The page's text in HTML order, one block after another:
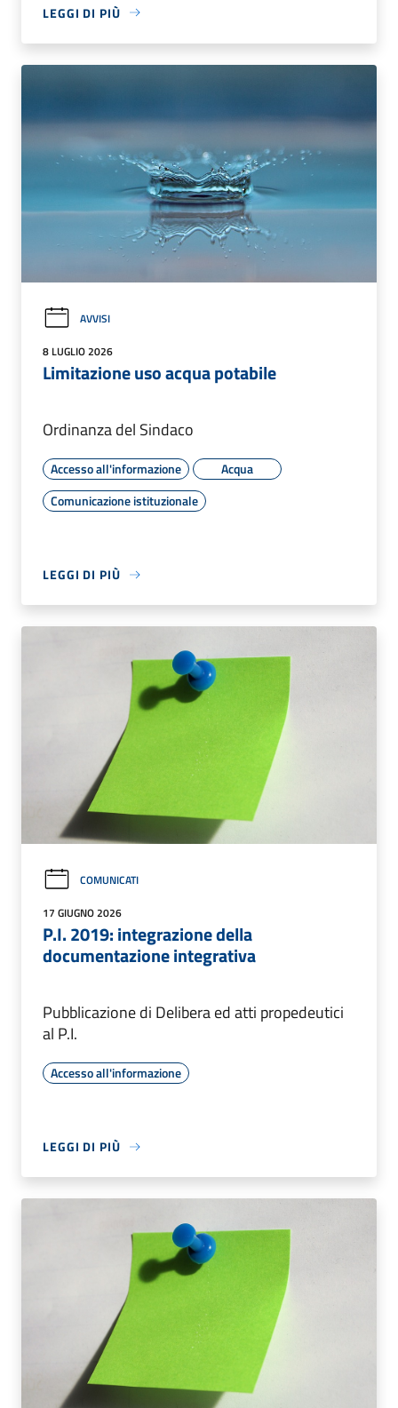
LEGGI DI PIÙ
AVVISI
8 LUGLIO 2026
Limitazione uso acqua potabile
Ordinanza del Sindaco
Accesso all'informazione
Acqua
Comunicazione istituzionale
LEGGI DI PIÙ
COMUNICATI
17 GIUGNO 2026
P.I. 2019: integrazione della
documentazione integrativa
Pubblicazione di Delibera ed atti propedeutici
al P.I.
Accesso all'informazione
LEGGI DI PIÙ